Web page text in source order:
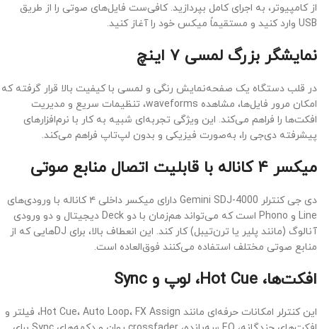
از کامپیوتر، به اجرای کامل بپردازید. کافی‌ست فایل‌های صوتی را از طریق
USB وارد کنید و مستقیماً میکس خود را آغاز کنید.
نمایشگر بزرگ لمسی ۷ اینچ
در قلب دستگاه یک صفحه‌نمایش رنگی و لمسی با کیفیت بالا قرار گرفته که
امکان مرور فایل‌ها، مشاهده waveforms، تنظیمات سریع و مدیریت
افکت‌ها را فراهم می‌کند. این ویژگی تجربه‌ای شبیه به کار با نرم‌افزارهای
پیشرفته دی‌جی را، به‌صورت فیزیکی و بدون لپ‌تاپ فراهم می‌کند.
میکسر ۴ کاناله با قابلیت اتصال منابع صوتی
دی جی کنترلر Gemini SDJ-4000 دارای میکسر داخلی ۴ کاناله با ورودی‌های
Line و Phono است که می‌تواند هم‌زمان با دو Deck دیجیتال و دو ورودی
آنالوگ (مانند پلیر یا ترن‌تیبل) کار کند. این انعطاف بالا، برای DJهایی که از
منابع صوتی مختلف استفاده می‌کنند فوق‌العاده است.
افکت‌ها، Hot Cue، لوپ و Sync
این کنترلر امکانات حرفه‌ای مانند Hot Cue، Auto Loop، FX Assign، فیلتر و